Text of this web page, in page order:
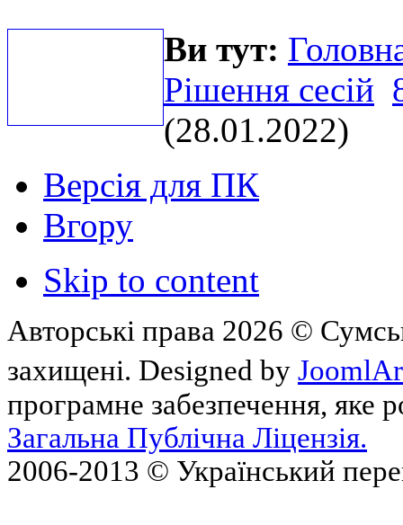
Ви тут:
Рішення сесій
(28.01.2022)
Версія для ПК
Вгору
Skip to content
Авторські права 2026 ©
захищені. Designed by
програмне забезпечення, яке
Загальна Публічна Ліцензія.
2006-2013 © Український